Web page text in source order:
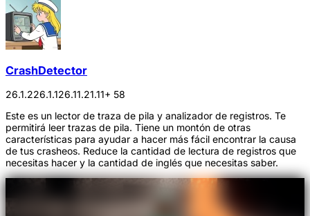
CrashDetector
26.1.226.1.126.11.21.11+ 58
Este es un lector de traza de pila y analizador de registros. Te
permitirá leer trazas de pila. Tiene un montón de otras
características para ayudar a hacer más fácil encontrar la causa
de tus crasheos. Reduce la cantidad de lectura de registros que
necesitas hacer y la cantidad de inglés que necesitas saber.